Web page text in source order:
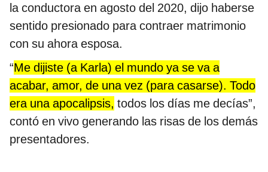
la conductora en agosto del 2020, dijo haberse
sentido presionado para contraer matrimonio
con su ahora esposa.
“Me dijiste (a Karla) el mundo ya se va a
acabar, amor, de una vez (para casarse). Todo
era una apocalipsis, todos los días me decías”,
contó en vivo generando las risas de los demás
presentadores.